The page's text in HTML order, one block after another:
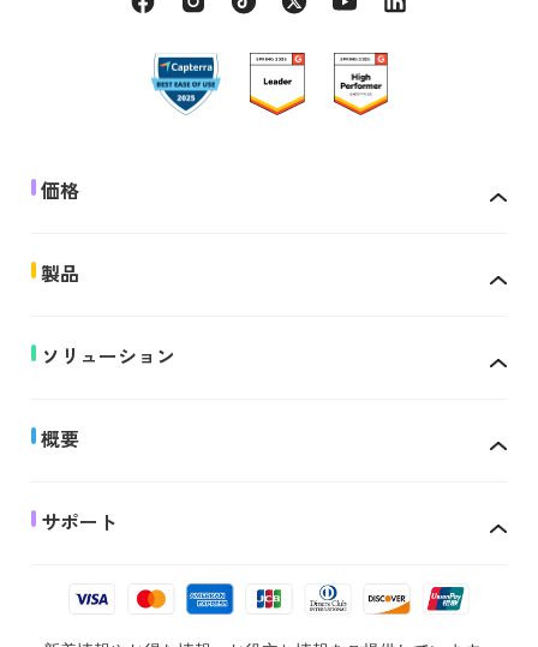
価格
製品
ソリューション
概要
サポート